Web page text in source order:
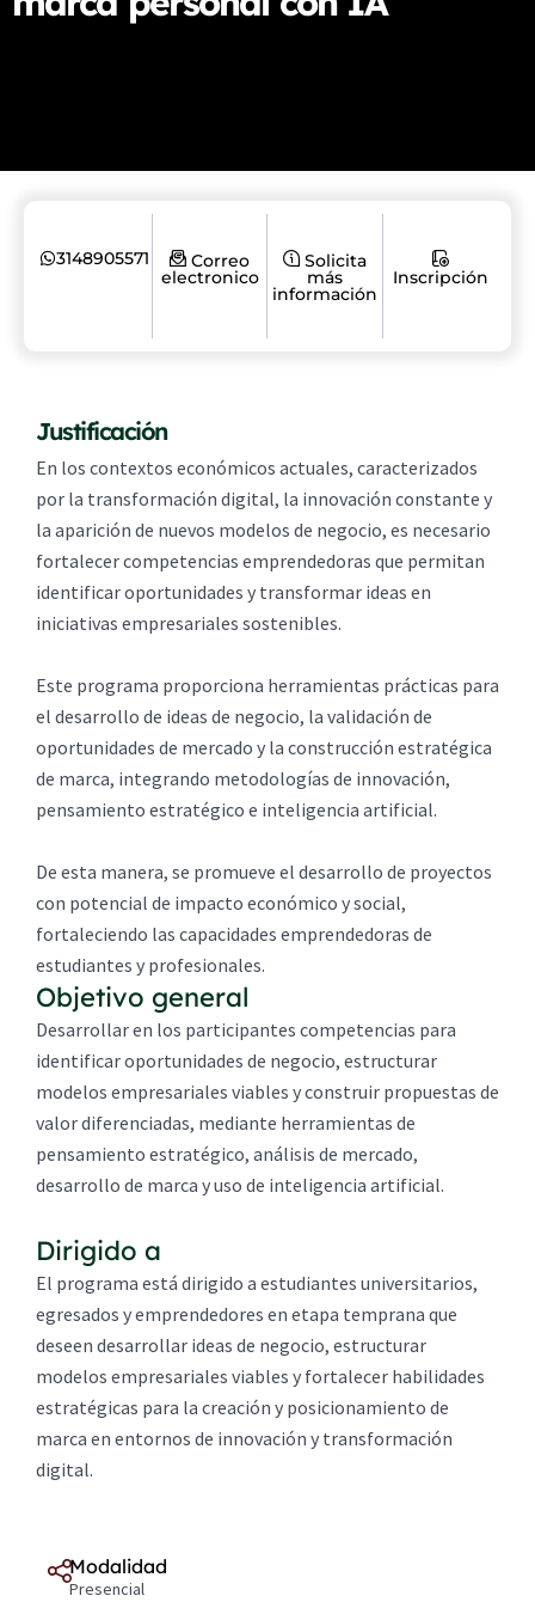
3148905571 Correo
electronico
Solicita
más
información
Inscripción
Justificación
En los contextos económicos actuales, caracterizados
por la transformación digital, la innovación constante y
la aparición de nuevos modelos de negocio, es necesario
fortalecer competencias emprendedoras que permitan
identificar oportunidades y transformar ideas en
iniciativas empresariales sostenibles.
Este programa proporciona herramientas prácticas para
el desarrollo de ideas de negocio, la validación de
oportunidades de mercado y la construcción estratégica
de marca, integrando metodologías de innovación,
pensamiento estratégico e inteligencia artificial.
De esta manera, se promueve el desarrollo de proyectos
con potencial de impacto económico y social,
fortaleciendo las capacidades emprendedoras de
estudiantes y profesionales.
Objetivo general
Desarrollar en los participantes competencias para
identificar oportunidades de negocio, estructurar
modelos empresariales viables y construir propuestas de
valor diferenciadas, mediante herramientas de
pensamiento estratégico, análisis de mercado,
desarrollo de marca y uso de inteligencia artificial.
Dirigido a
El programa está dirigido a estudiantes universitarios,
egresados y emprendedores en etapa temprana que
deseen desarrollar ideas de negocio, estructurar
modelos empresariales viables y fortalecer habilidades
estratégicas para la creación y posicionamiento de
marca en entornos de innovación y transformación
digital.
Modalidad
Presencial